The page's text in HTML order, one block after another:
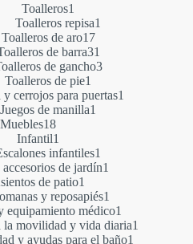
Toalleros1
producto
Toalleros repisa1
Toalleros de aro1717
productos
de barra31
productos
de gancho33
Toalleros de pie1
producto
y cerrojos para puertas1
Juegos de manilla1
Muebles1818
productos
Infantil1
producto
infantiles1
producto
de jardín1
de patio1
producto
y reposapiés1
producto
equipamiento médico1
producto
la movilidad y vida diaria1
y ayudas para el baño1